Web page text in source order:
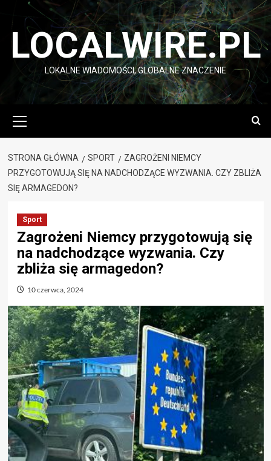
Przejdź
LOCALWIRE.PL
LOKALNE WIADOMOŚCI, GLOBALNE ZNACZENIE
główne
STRONA GŁÓWNA SPORT
ZAGROŻENI NIEMCY
PRZYGOTOWUJĄ SIĘ NA NADCHODZĄCE WYZWANIA. CZY ZBLIŻA
SIĘ ARMAGEDON?
Sport
Zagrożeni Niemcy przygotowują się
na nadchodzące wyzwania. Czy
zbliża się armagedon?
10 czerwca, 2024